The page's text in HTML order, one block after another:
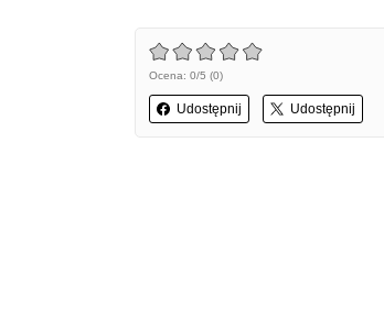
Ocena: 0/5 (0)
Udostępnij Udostępnij